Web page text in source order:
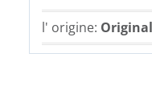
l' origine: